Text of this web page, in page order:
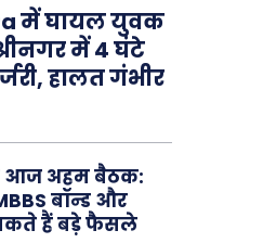
में घायल युवक
में 4 घंटे
हालत गंभीर
आज अहम बैठक:
बॉन्ड और
हैं बड़े फैसले